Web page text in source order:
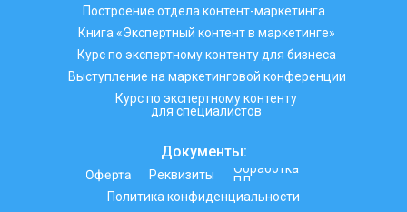
Книга «Экспертный контент в маркетинге»
Построение отдела контент-маркетинга
Курс по экспертному контенту для бизнеса
Курс по экспертному контенту
для специалистов
Выступление на маркетинговой конференции
Оферта Реквизиты
Обработка
ПД
Политика конфиденциальности
Документы: